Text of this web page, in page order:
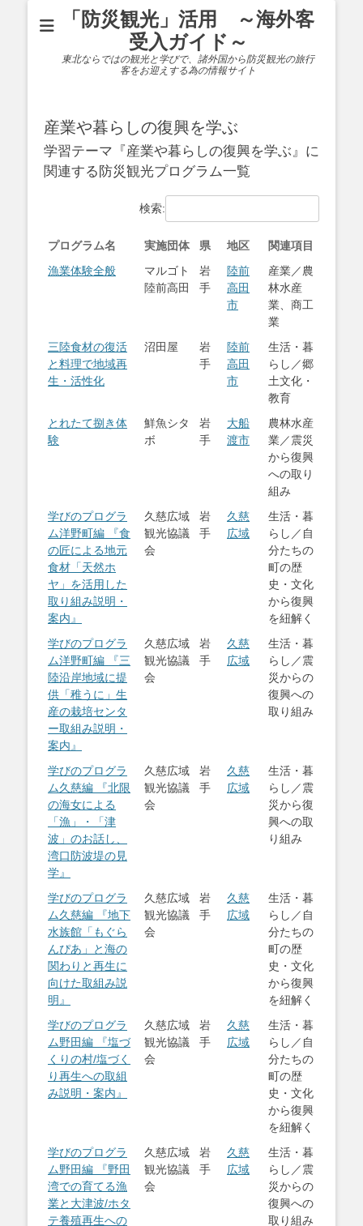
「防災観光」活用 ～海外客
受入ガイド～
東北ならではの観光と学びで、諸外国から防災観光の旅行
客をお迎えする為の情報サイト
産業や暮らしの復興を学ぶ
学習テーマ『産業や暮らしの復興を学ぶ』に
関連する防災観光プログラム一覧
検索:
プログラム名 実施団体 県 地区
関連項目
漁業体験全般
マルゴト
陸前高田
岩
手
陸前
高田
市
産業／農
林水産
業、商工
業
三陸食材の復活
と料理で地域再
生・活性化
沼田屋
岩
手
陸前
高田
市
生活・暮
らし／郷
土文化・
教育
とれたて捌き体
験
鮮魚シタ
ボ
岩
手
大船
渡市
農林水産
業／震災
から復興
への取り
組み
学びのプログラ
ム洋野町編 『食
の匠による地元
食材「天然ホ
ヤ」を活用した
取り組み説明・
案内』
久慈広域
観光協議
会
岩
手
久慈
広域
生活・暮
らし／自
分たちの
町の歴
史・文化
から復興
を紐解く
学びのプログラ
ム洋野町編 『三
陸沿岸地域に提
供「稚うに」生
産の栽培センタ
ー取組み説明・
案内』
久慈広域
観光協議
会
岩
手
久慈
広域
生活・暮
らし／震
災からの
復興への
取り組み
学びのプログラ
ム久慈編 『北限
の海女による
「漁」・「津
波」のお話し、
湾口防波堤の見
学』
久慈広域
観光協議
会
岩
手
久慈
広域
生活・暮
らし／震
災から復
興への取
り組み
学びのプログラ
ム久慈編 『地下
水族館「もぐら
んぴあ」と海の
関わりと再生に
向けた取組み説
明』
久慈広域
観光協議
会
岩
手
久慈
広域
生活・暮
らし／自
分たちの
町の歴
史・文化
から復興
を紐解く
学びのプログラ
ム野田編 『塩づ
くりの村/塩づく
り再生への取組
み説明・案内』
久慈広域
観光協議
会
岩
手
久慈
広域
生活・暮
らし／自
分たちの
町の歴
史・文化
から復興
を紐解く
学びのプログラ
ム野田編 『野田
湾での育てる漁
業と大津波/ホタ
テ養殖再生への
久慈広域
観光協議
会
岩
手
久慈
広域
生活・暮
らし／震
災からの
復興への
取り組み